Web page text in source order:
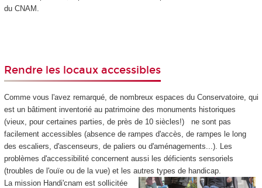
du CNAM.
Rendre les locaux accessibles
Comme vous l'avez remarqué, de nombreux espaces du Conservatoire, qui
est un bâtiment inventorié au patrimoine des monuments historiques
(vieux, pour certaines parties, de près de 10 siècles!) ne sont pas
facilement accessibles (absence de rampes d'accès, de rampes le long
des escaliers, d'ascenseurs, de paliers ou d'aménagements...). Les
problèmes d'accessibilité concernent aussi les déficients sensoriels
(troubles de l'ouïe ou de la vue) et les autres types de handicap.
La mission Handi'cnam est sollicitée